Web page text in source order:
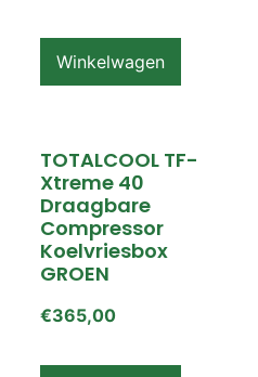
Winkelwagen
TOTALCOOL TF-
Xtreme 40
Draagbare
Compressor
Koelvriesbox
GROEN
€365,00